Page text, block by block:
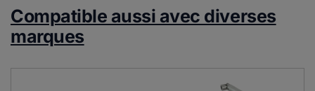
Compatible aussi avec diverses
marques